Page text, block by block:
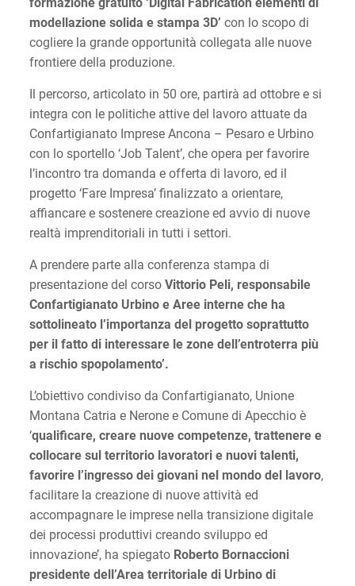
modellazione solida e stampa 3D’ con lo scopo di
cogliere la grande opportunità collegata alle nuove
frontiere della produzione.
Il percorso, articolato in 50 ore, partirà ad ottobre e si
integra con le politiche attive del lavoro attuate da
Confartigianato Imprese Ancona – Pesaro e Urbino
con lo sportello ‘Job Talent’, che opera per favorire
l’incontro tra domanda e offerta di lavoro, ed il
progetto ‘Fare Impresa’ finalizzato a orientare,
affiancare e sostenere creazione ed avvio di nuove
realtà imprenditoriali in tutti i settori.
A prendere parte alla conferenza stampa di
presentazione del corso Vittorio Peli, responsabile
Confartigianato Urbino e Aree interne che ha
sottolineato l’importanza del progetto soprattutto
per il fatto di interessare le zone dell’entroterra più
a rischio spopolamento’.
L’obiettivo condiviso da Confartigianato, Unione
Montana Catria e Nerone e Comune di Apecchio è
‘qualificare, creare nuove competenze, trattenere e
collocare sul territorio lavoratori e nuovi talenti,
favorire l’ingresso dei giovani nel mondo del lavoro,
facilitare la creazione di nuove attività ed
accompagnare le imprese nella transizione digitale
dei processi produttivi creando sviluppo ed
innovazione’, ha spiegato Roberto Bornaccioni
presidente dell’Area territoriale di Urbino di